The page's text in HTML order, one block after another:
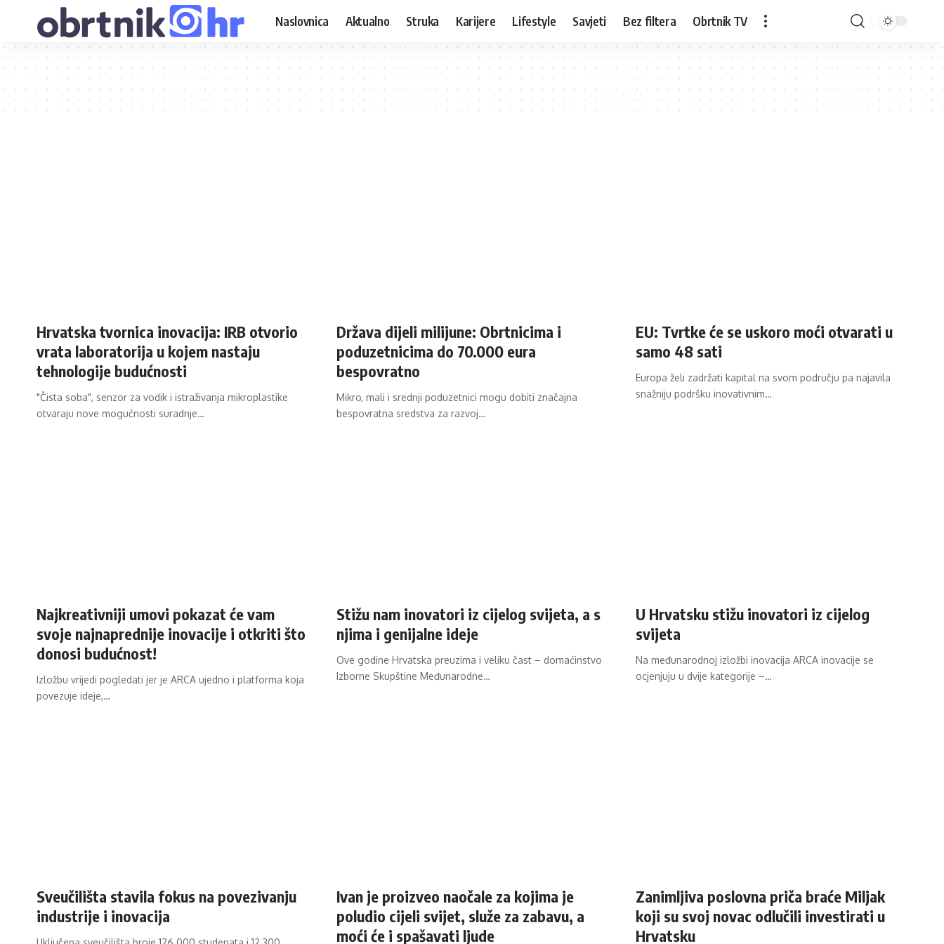
Naslovnica Aktualno Struka Karijere Lifestyle Savjeti Bez filtera Obrtnik TV
Hrvatska tvornica inovacija: IRB otvorio
vrata laboratorija u kojem nastaju
tehnologije budućnosti
"Čista soba", senzor za vodik i istraživanja mikroplastike
otvaraju nove mogućnosti suradnje…
Država dijeli milijune: Obrtnicima i
poduzetnicima do 70.000 eura
bespovratno
Mikro, mali i srednji poduzetnici mogu dobiti značajna
bespovratna sredstva za razvoj…
EU: Tvrtke će se uskoro moći otvarati u
samo 48 sati
Europa želi zadržati kapital na svom području pa najavila
snažniju podršku inovativnim…
Najkreativniji umovi pokazat će vam
svoje najnaprednije inovacije i otkriti što
donosi budućnost!
Izložbu vrijedi pogledati jer je ARCA ujedno i platforma koja
povezuje ideje,…
Stižu nam inovatori iz cijelog svijeta, a s
njima i genijalne ideje
Ove godine Hrvatska preuzima i veliku čast – domaćinstvo
Izborne Skupštine Međunarodne…
U Hrvatsku stižu inovatori iz cijelog
svijeta
Na međunarodnoj izložbi inovacija ARCA inovacije se
ocjenjuju u dvije kategorije –…
Sveučilišta stavila fokus na povezivanju
industrije i inovacija
Ivan je proizveo naočale za kojima je
poludio cijeli svijet, služe za zabavu, a
moći će i spašavati ljude
Zanimljiva poslovna priča braće Miljak
koji su svoj novac odlučili investirati u
Hrvatsku